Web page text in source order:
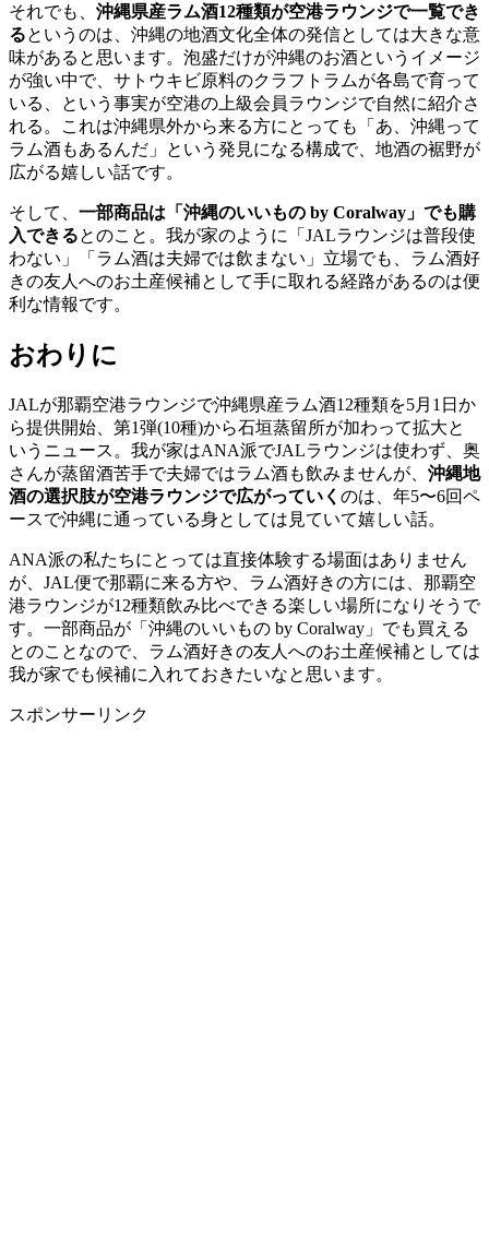
それでも、 沖縄県産ラム酒12種類が空港ラウンジで一覧でき
るというのは、沖縄の地酒文化全体の発信としては大きな意
味があると思います。泡盛だけが沖縄のお酒というイメージ
が強い中で、サトウキビ原料のクラフトラムが各島で育って
いる、という事実が空港の上級会員ラウンジで自然に紹介さ
れる。これは沖縄県外から来る方にとっても「あ、沖縄って
ラム酒もあるんだ」という発見になる構成で、地酒の裾野が
広がる嬉しい話です。
そして、 一部商品は「沖縄のいいもの by Coralway」でも購
入できるとのこと。我が家のように「JALラウンジは普段使
わない」「ラム酒は夫婦では飲まない」立場でも、ラム酒好
きの友人へのお土産候補として手に取れる経路があるのは便
利な情報です。
おわりに
JALが那覇空港ラウンジで沖縄県産ラム酒12種類を5月1日か
ら提供開始、第1弾(10種)から石垣蒸留所が加わって拡大と
いうニュース。我が家はANA派でJALラウンジは使わず、奥
さんが蒸留酒苦手で夫婦ではラム酒も飲みませんが、 沖縄地
酒の選択肢が空港ラウンジで広がっていく のは、年5〜6回ペ
ースで沖縄に通っている身としては見ていて嬉しい話。
ANA派の私たちにとっては直接体験する場面はありません
が、JAL便で那覇に来る方や、ラム酒好きの方には、那覇空
港ラウンジが12種類飲み比べできる楽しい場所になりそうで
す。一部商品が「沖縄のいいもの by Coralway」でも買える
とのことなので、ラム酒好きの友人へのお土産候補としては
我が家でも候補に入れておきたいなと思います。
スポンサーリンク